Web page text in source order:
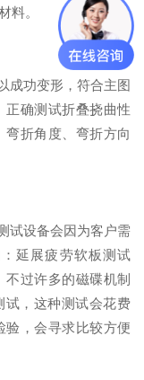
。
成功变形，符合主图
确测试折叠挠曲性
折角度、弯折方向
试设备会因为客户需
延展疲劳软板测试
过许多的磁碟机制
，这种测试会花费
，会寻求比较方便